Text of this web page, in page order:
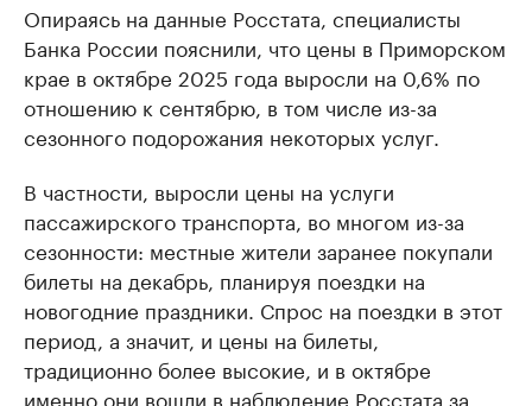
Опираясь на данные Росстата, специалисты
Банка России пояснили, что цены в Приморском
крае в октябре 2025 года выросли на 0,6% по
отношению к сентябрю, в том числе из-за
сезонного подорожания некоторых услуг.
В частности, выросли цены на услуги
пассажирского транспорта, во многом из-за
сезонности: местные жители заранее покупали
билеты на декабрь, планируя поездки на
новогодние праздники. Спрос на поездки в этот
период, а значит, и цены на билеты,
традиционно более высокие, и в октябре
именно они вошли в наблюдение Росстата за